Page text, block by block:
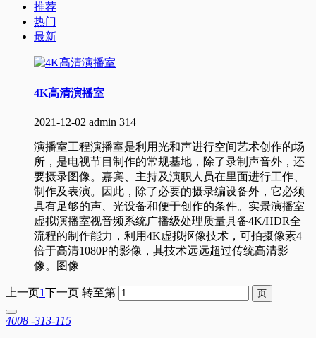
推荐
热门
最新
4K高清演播室
2021-12-02 admin 314
演播室工程演播室是利用光和声进行空间艺术创作的场
所，是电视节目制作的常规基地，除了录制声音外，还
要摄录图像。嘉宾、主持及演职人员在里面进行工作、
制作及表演。因此，除了必要的摄录编设备外，它必须
具有足够的声、光设备和便于创作的条件。实景演播室
虚拟演播室视音频系统广播级处理质量具备4K/HDR全
流程的制作能力，利用4K虚拟抠像技术，可拍摄像素4
倍于高清1080P的影像，其技术远远超过传统高清影
像。图像
上一页1下一页 转至第
4008 -313-115